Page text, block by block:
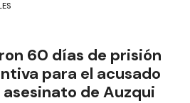
60 días de prisión
para el acusado
asesinato de Auzqui